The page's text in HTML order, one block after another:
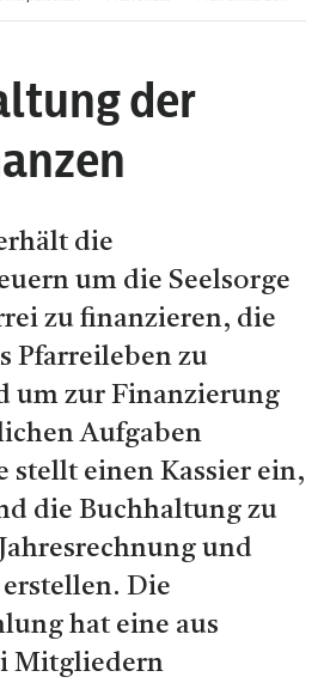
der
die
um die Seelsorge
zu finanzieren, die
Pfarreileben zu
um zur Finanzierung
Aufgaben
stellt einen Kassier ein,
die Buchhaltung zu
und
erstellen. Die
hat eine aus
Mitgliedern